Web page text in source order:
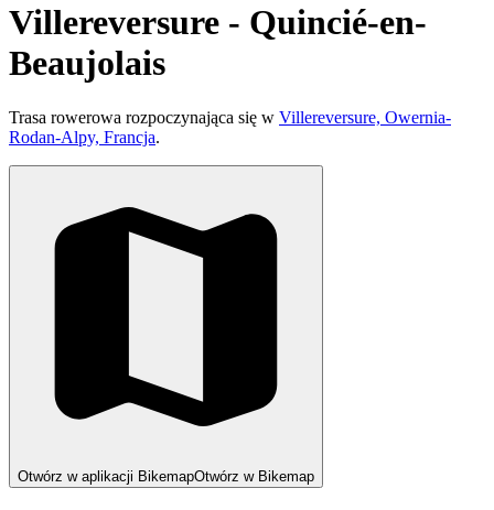
Villereversure - Quincié-en-
Beaujolais
Trasa rowerowa rozpoczynająca się w Villereversure, Owernia-
Rodan-Alpy, Francja.
Otwórz w aplikacji BikemapOtwórz w Bikemap